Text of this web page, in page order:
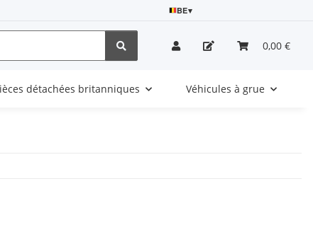
BE▾
0,00 €
détachées britanniques Véhicules à grue